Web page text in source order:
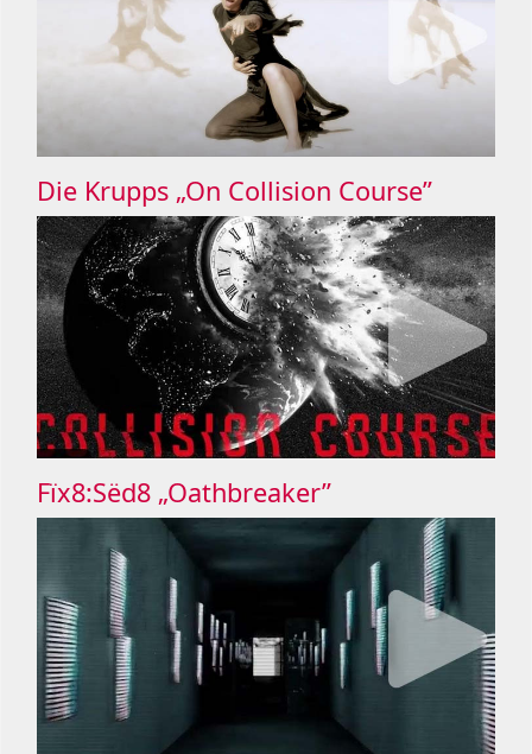
Die Krupps „On Collision Course”
Fïx8:Sëd8 „Oathbreaker”